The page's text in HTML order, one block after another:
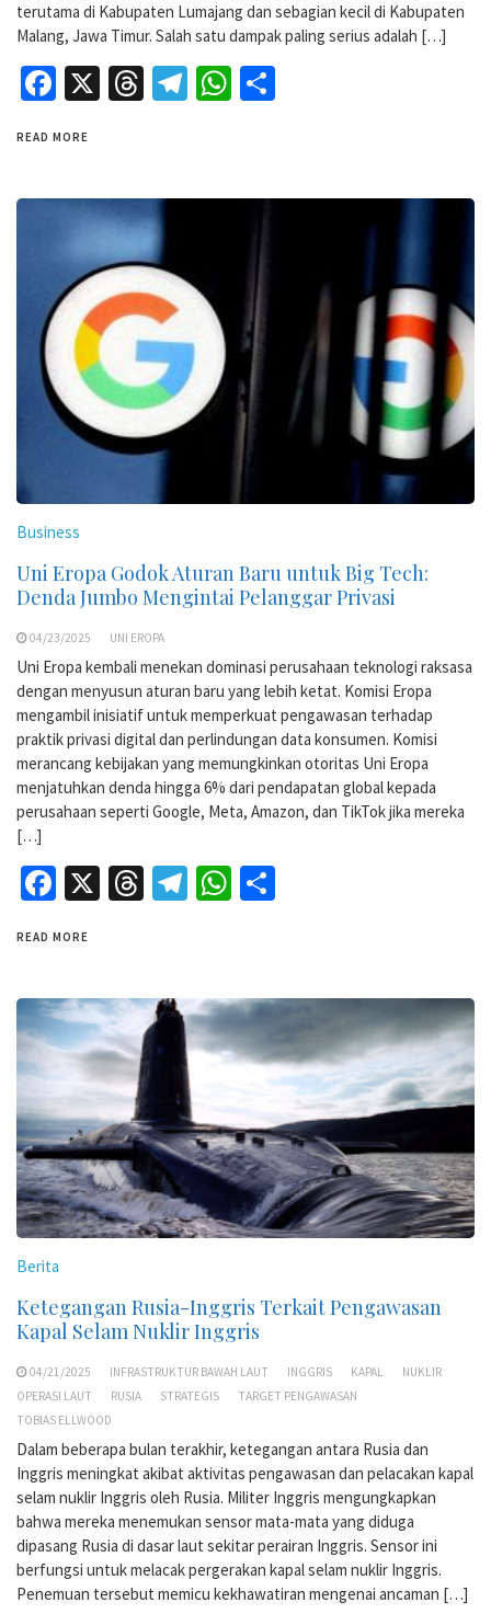
terutama di Kabupaten Lumajang dan sebagian kecil di Kabupaten
Malang, Jawa Timur. Salah satu dampak paling serius adalah […]
Facebook
X Threads
Telegram
WhatsApp
READ MORE
Business
Uni Eropa Godok Aturan Baru untuk Big Tech:
Denda Jumbo Mengintai Pelanggar Privasi
04/23/2025 UNI EROPA
Uni Eropa kembali menekan dominasi perusahaan teknologi raksasa
dengan menyusun aturan baru yang lebih ketat. Komisi Eropa
mengambil inisiatif untuk memperkuat pengawasan terhadap
praktik privasi digital dan perlindungan data konsumen. Komisi
merancang kebijakan yang memungkinkan otoritas Uni Eropa
menjatuhkan denda hingga 6% dari pendapatan global kepada
perusahaan seperti Google, Meta, Amazon, dan TikTok jika mereka
[…]
Facebook
X Threads
Telegram
WhatsApp
READ MORE
Berita
Ketegangan Rusia-Inggris Terkait Pengawasan
Kapal Selam Nuklir Inggris
04/21/2025 INFRASTRUKTUR BAWAH LAUT INGGRIS KAPAL
NUKLIR
OPERASI LAUT
RUSIA STRATEGIS
TARGET PENGAWASAN
TOBIAS ELLWOOD
Dalam beberapa bulan terakhir, ketegangan antara Rusia dan
Inggris meningkat akibat aktivitas pengawasan dan pelacakan kapal
selam nuklir Inggris oleh Rusia. Militer Inggris mengungkapkan
bahwa mereka menemukan sensor mata-mata yang diduga
dipasang Rusia di dasar laut sekitar perairan Inggris. Sensor ini
berfungsi untuk melacak pergerakan kapal selam nuklir Inggris.
Penemuan tersebut memicu kekhawatiran mengenai ancaman […]